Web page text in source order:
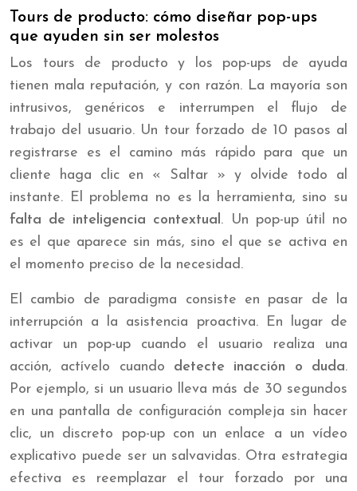
Tours de producto: cómo diseñar pop-ups
que ayuden sin ser molestos
Los tours de producto y los pop-ups de ayuda
tienen mala reputación, y con razón. La mayoría son
intrusivos, genéricos e interrumpen el flujo de
trabajo del usuario. Un tour forzado de 10 pasos al
registrarse es el camino más rápido para que un
cliente haga clic en « Saltar » y olvide todo al
instante. El problema no es la herramienta, sino su
falta de inteligencia contextual. Un pop-up útil no
es el que aparece sin más, sino el que se activa en
el momento preciso de la necesidad.
El cambio de paradigma consiste en pasar de la
interrupción a la asistencia proactiva. En lugar de
activar un pop-up cuando el usuario realiza una
acción, actívelo cuando detecte inacción o duda.
Por ejemplo, si un usuario lleva más de 30 segundos
en una pantalla de configuración compleja sin hacer
clic, un discreto pop-up con un enlace a un vídeo
explicativo puede ser un salvavidas. Otra estrategia
efectiva es reemplazar el tour forzado por una